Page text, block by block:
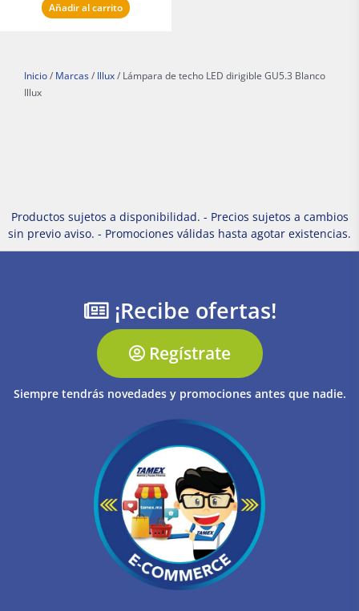
Añadir al carrito
Inicio / Marcas / Illux / Lámpara de techo LED dirigible GU5.3 Blanco
Illux
Productos sujetos a disponibilidad. - Precios sujetos a cambios
sin previo aviso. - Promociones válidas hasta agotar existencias.
¡Recibe ofertas!
Regístrate
Siempre tendrás novedades y promociones antes que nadie.